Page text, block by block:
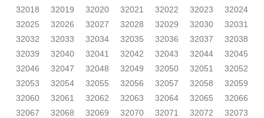
32018
32019 32020 32021 32022 32023
32024
32025
32026 32027 32028 32029 32030
32031
32032
32033 32034 32035 32036 32037
32038
32039
32040 32041 32042 32043 32044
32045
32046
32047 32048 32049 32050 32051
32052
32053
32054 32055 32056 32057 32058
32059
32060
32061 32062 32063 32064 32065
32066
32067
32068 32069 32070 32071 32072
32073